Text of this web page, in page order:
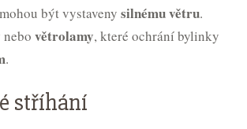
být vystaveny silnému větru.
nebo větrolamy, které ochrání bylinky
.
stříhání